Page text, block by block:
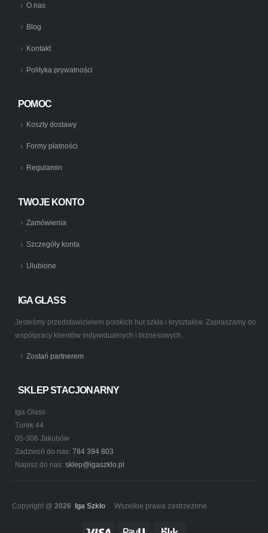
O nas
Blog
Kontakt
Polityka prywatności
POMOC
Koszty dostawy
Formy płatności
Regulamin
TWOJE KONTO
Zamówienia
Szczegóły konta
Ulubione
IGA GLASS
Jesteśmy przedstawicielem polskich hut szkła i kryształów. Zapraszamy do
współpracy klientów indywidualnych i biznesowych.
Zostań partnerem
SKLEP STACJONARNY
Iga Glass
Turek 44
05-306 Jakubów
Zadzwoń do nas: 784 394 803
Napisz do nas: sklep@igaszklo.pl
Copyright @ 2026 Iga Szkło . Wszelkie prawa zastrzeżone.